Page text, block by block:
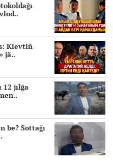
Kievtiñ
jä..
12 jılğa
be? Sottağı